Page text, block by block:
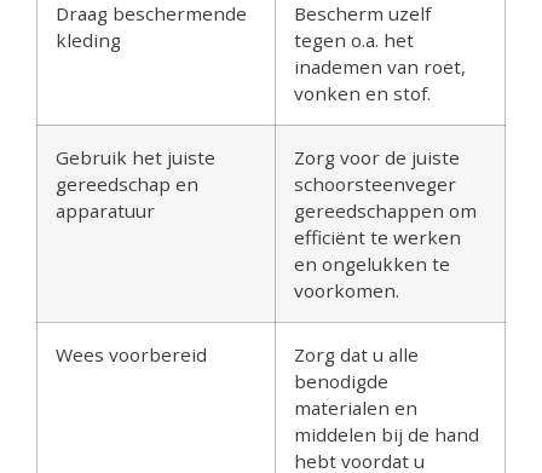
Draag beschermende
kleding
Bescherm uzelf
tegen o.a. het
inademen van roet,
vonken en stof.
Gebruik het juiste
gereedschap en
apparatuur
Zorg voor de juiste
schoorsteenveger
gereedschappen om
efficiënt te werken
en ongelukken te
voorkomen.
Wees voorbereid
Zorg dat u alle
benodigde
materialen en
middelen bij de hand
hebt voordat u